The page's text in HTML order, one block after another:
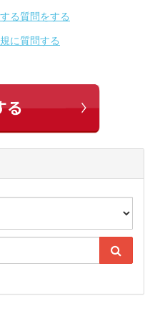
る質問をする
に質問する